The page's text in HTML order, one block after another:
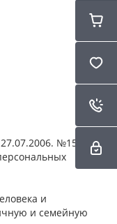
27.07.2006. №152-ФЗ
и
и семейную